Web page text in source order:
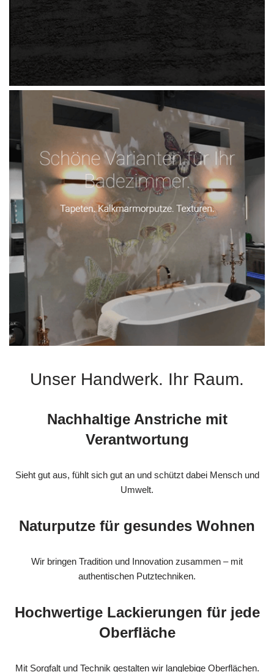
Unser Handwerk. Ihr Raum.
Nachhaltige Anstriche mit
Verantwortung
Sieht gut aus, fühlt sich gut an und schützt dabei Mensch und
Umwelt.
Naturputze für gesundes Wohnen
Wir bringen Tradition und Innovation zusammen – mit
authentischen Putztechniken.
Hochwertige Lackierungen für jede
Oberfläche
Mit Sorgfalt und Technik gestalten wir langlebige Oberflächen.